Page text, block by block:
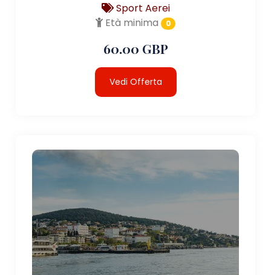
Sport Aerei
Età minima
0
60.00 GBP
Vedi Offerta